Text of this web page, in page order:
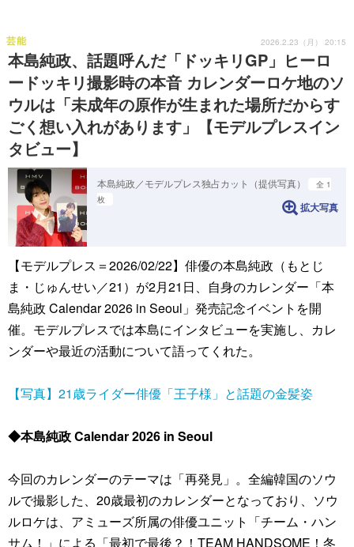
本島純政、話題呼んだ「ドッキリGP」ヒーロ
ードッキリ撮影時の本音 カレンダーロケ地のソ
ウルは「未成年の原作が生まれた場所だからす
ごく想い入れがあります」【モデルプレスイン
タビュー】
芸能 2026.2.23（月） 20:15
本島純政／モデルプレス独占カット（提供写真）
全 1
枚
拡大写真
【モデルプレス＝2026/02/22】俳優の本島純政（もとじ
ま・じゅんせい／21）が2月21日、自身のカレンダー「本
島純政 Calendar 2026 in Seoul」発売記念イベントを開
催。モデルプレスでは本島にインタビューを実施し、カレ
ンダーや最近の活動について語ってくれた。
【写真】21歳ライダー俳優「王子様」と話題の金髪姿
◆本島純政 Calendar 2026 in Seoul
今回のカレンダーのテーマは「再発見」。全編韓国のソウ
ルで撮影した、20歳最初のカレンダーとなっており、ソウ
ルロケは、アミューズ所属の俳優ユニット「チーム・ハン
サム！」による「最初で最後？！TEAM HANDSOME！冬